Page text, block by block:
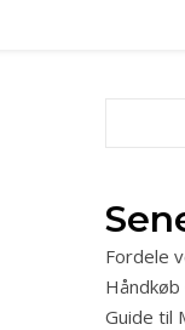
Fordele
Håndkøb
Guide til